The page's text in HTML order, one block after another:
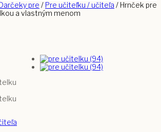
pre / Pre učiteľku / učiteľa / Hrnček pre
a vlastným menom